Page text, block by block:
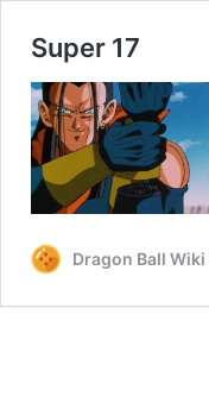
Super 17
Dragon Ball Wiki